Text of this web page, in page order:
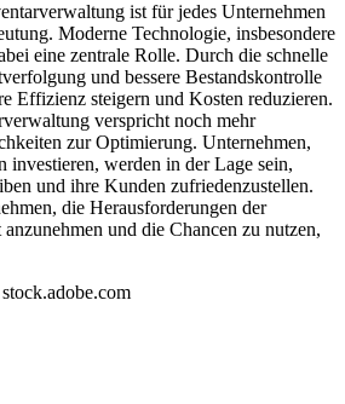
ist für jedes Unternehmen
Moderne Technologie, insbesondere
eine zentrale Rolle. Durch die schnelle
und bessere Bestandskontrolle
Effizienz steigern und Kosten reduzieren.
verspricht noch mehr
zur Optimierung. Unternehmen,
investieren, werden in der Lage sein,
und ihre Kunden zufriedenzustellen.
die Herausforderungen der
und die Chancen zu nutzen,